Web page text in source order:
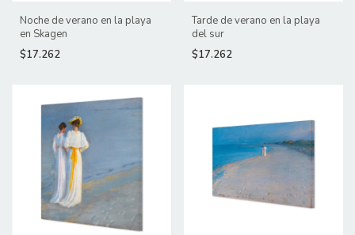
Noche de verano en la playa
en Skagen
$17.262
Tarde de verano en la playa
del sur
$17.262